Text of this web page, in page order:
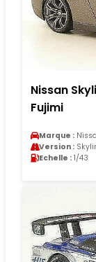
Nissan
Fujimi
Marque :
Version :
Echelle : 1/43